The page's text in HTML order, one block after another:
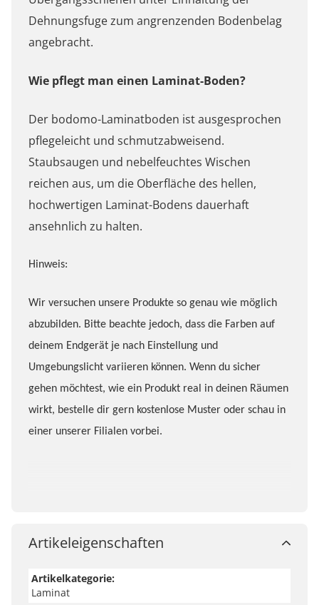
Dehnungsfuge zum angrenzenden Bodenbelag
angebracht.
Wie pflegt man einen Laminat-Boden?
Der bodomo-Laminatboden ist ausgesprochen
pflegeleicht und schmutzabweisend.
Staubsaugen und nebelfeuchtes Wischen
reichen aus, um die Oberfläche des hellen,
hochwertigen Laminat-Bodens dauerhaft
ansehnlich zu halten.
Hinweis:
Wir versuchen unsere Produkte so genau wie möglich
abzubilden. Bitte beachte jedoch, dass die Farben auf
deinem Endgerät je nach Einstellung und
Umgebungslicht variieren können. Wenn du sicher
gehen möchtest, wie ein Produkt real in deinen Räumen
wirkt, bestelle dir gern kostenlose Muster oder schau in
einer unserer Filialen vorbei.
Artikeleigenschaften
Artikelkategorie:
Laminat